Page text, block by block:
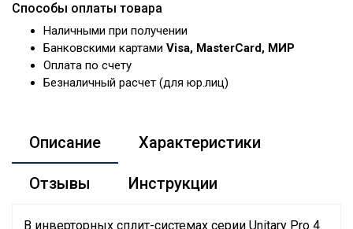
Способы оплаты товара
Наличными при получении
Банковскими картами Visa, MasterCard, МИР
Оплата по счету
Безналичный расчет (для юр.лиц)
Описание Характеристики
Отзывы Инструкции
В инверторных сплит-системах серии Unitary Pro 4